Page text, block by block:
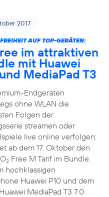
2017
AUF TOP-GERÄTEN:
im attraktiven
mit Huawei
MediaPad T3
Endgeräten
ohne WLAN die
Folgen der
streamen oder
live online verfolgen:
ab dem 17. Oktober den
2Free M Tarif im Bundle
hochklassigen
Huawei P10 und dem
MediaPad T3 7.0